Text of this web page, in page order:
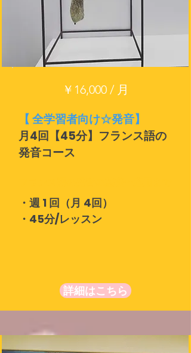
￥16,000 / 月
【 全学習者向け☆発音】
月4回【45分】フランス語の
発音コース
・週 1 回（月 4回）
・45分/レッスン
詳細はこちら